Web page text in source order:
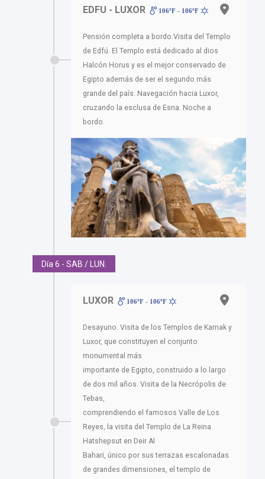
EDFU - LUXOR 106ºF - 106ºF
Pensión completa a bordo.Visita del Templo
de Edfú. El Templo está dedicado al dios
Halcón Horus y es el mejor conservado de
Egipto además de ser el segundo más
grande del país. Navegación hacia Luxor,
cruzando la esclusa de Esna. Noche a
bordo.
Día 6 - SAB / LUN.
LUXOR 106ºF - 106ºF
Desayuno. Visita de los Templos de Karnak y
Luxor, que constituyen el conjunto
monumental más
importante de Egipto, construido a lo largo
de dos mil años. Visita de la Necrópolis de
Tebas,
comprendiendo el famosos Valle de Los
Reyes, la visita del Templo de La Reina
Hatshepsut en Deir Al
Bahari, único por sus terrazas escalonadas
de grandes dimensiones, el templo de